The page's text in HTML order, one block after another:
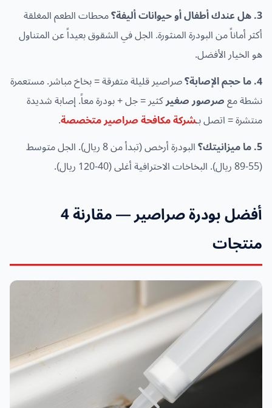
3. هل عندك أطفال أو حيوانات أليفة؟
محطات الطعم المغلقة
أكثر أماناً من البودرة المنثورة. الجل في الشقوق بعيداً عن المتناول
هو الخيار الأفضل.
4. ما حجم الإصابة؟
صراصير قليلة متفرقة = بخاخ مباشر. مستعمرة
نشطة معصرصور صغيركثير = جل + بودرة معاً. إصابة شديدة
منتشرة = اتصل بـشركة مكافحة صراصير متخصصة.
5. ما ميزانيتك؟
البودرة أرخص (تبدأ من 8 ريال). الجل متوسط
(55-89 ريال). البخاخات الاحترافية أغلى (40-120 ريال).
أفضل بودرة صراصير — مقارنة 4
منتجات